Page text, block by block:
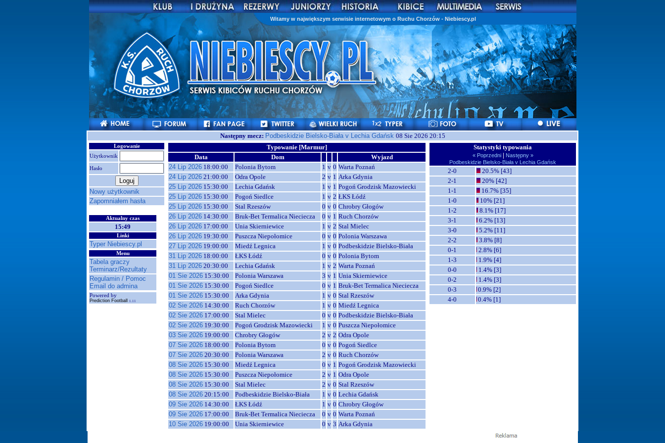
Witamy w największym serwisie internetowym o Ruchu Chorzów - Niebiescy.pl
Następny mecz: Podbeskidzie Bielsko-Biała v Lechia Gdańsk 08 Sie 2026 20:15
Logowanie
Użytkownik
Hasło
Nowy użytkownik
Zapomniałem hasła
Aktualny czas
15:49
Linki
Typer Niebiescy.pl
Menu
Tabela graczy
Terminarz/Rezultaty
Regulamin / Pomoc
Email do admina
Powered by
Prediction Football 1.11
Typowanie [Marmur]
Data
Dom
Wyjazd
24 Lip 2026 18:00:00 Polonia Bytom 1 v 0 Warta Poznań
24 Lip 2026 21:00:00 Odra Opole 2 v 1 Arka Gdynia
25 Lip 2026 15:30:00 Lechia Gdańsk 1 v 1 Pogoń Grodzisk Mazowiecki
25 Lip 2026 15:30:00 Pogoń Siedlce 1 v 2 ŁKS Łódź
25 Lip 2026 15:30:00 Stal Rzeszów 0 v 0 Chrobry Głogów
26 Lip 2026 14:30:00 Bruk-Bet Termalica Nieciecza 0 v 1 Ruch Chorzów
26 Lip 2026 17:00:00 Unia Skierniewice 1 v 2 Stal Mielec
26 Lip 2026 19:30:00 Puszcza Niepołomice 0 v 0 Polonia Warszawa
27 Lip 2026 19:00:00 Miedź Legnica 1 v 0 Podbeskidzie Bielsko-Biała
31 Lip 2026 18:00:00 ŁKS Łódź 0 v 0 Polonia Bytom
31 Lip 2026 20:30:00 Lechia Gdańsk 1 v 2 Warta Poznań
01 Sie 2026 15:30:00 Polonia Warszawa 3 v 1 Unia Skierniewice
01 Sie 2026 15:30:00 Pogoń Siedlce 0 v 1 Bruk-Bet Termalica Nieciecza
01 Sie 2026 15:30:00 Arka Gdynia 1 v 0 Stal Rzeszów
02 Sie 2026 14:30:00 Ruch Chorzów 1 v 0 Miedź Legnica
02 Sie 2026 17:00:00 Stal Mielec 0 v 0 Podbeskidzie Bielsko-Biała
02 Sie 2026 19:30:00 Pogoń Grodzisk Mazowiecki 1 v 0 Puszcza Niepołomice
03 Sie 2026 19:00:00 Chrobry Głogów 2 v 2 Odra Opole
07 Sie 2026 18:00:00 Polonia Bytom 0 v 0 Pogoń Siedlce
07 Sie 2026 20:30:00 Polonia Warszawa 2 v 0 Ruch Chorzów
08 Sie 2026 15:30:00 Miedź Legnica 0 v 1 Pogoń Grodzisk Mazowiecki
08 Sie 2026 15:30:00 Puszcza Niepołomice 2 v 1 Odra Opole
08 Sie 2026 15:30:00 Stal Mielec 2 v 0 Stal Rzeszów
08 Sie 2026 20:15:00 Podbeskidzie Bielsko-Biała 1 v 0 Lechia Gdańsk
09 Sie 2026 14:30:00 ŁKS Łódź 1 v 0 Chrobry Głogów
09 Sie 2026 17:00:00 Bruk-Bet Termalica Nieciecza 0 v 0 Warta Poznań
10 Sie 2026 19:00:00 Unia Skierniewice 0 v 3 Arka Gdynia
Statystyki typowania
« Poprzedni | Następny »
Podbeskidzie Bielsko-Biała v Lechia Gdańsk
2-0
20.5% [43]
2-1
20% [42]
1-1
16.7% [35]
1-0
10% [21]
1-2
8.1% [17]
3-1
6.2% [13]
3-0
5.2% [11]
2-2
3.8% [8]
0-1
2.8% [6]
1-3
1.9% [4]
0-0
1.4% [3]
0-2
1.4% [3]
0-3
0.9% [2]
4-0
0.4% [1]